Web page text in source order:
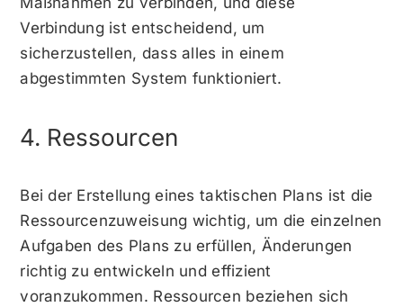
Verbindung ist entscheidend, um
sicherzustellen, dass alles in einem
abgestimmten System funktioniert.
4. Ressourcen
Bei der Erstellung eines taktischen Plans ist die
Ressourcenzuweisung wichtig, um die einzelnen
Aufgaben des Plans zu erfüllen, Änderungen
richtig zu entwickeln und effizient
voranzukommen. Ressourcen beziehen sich